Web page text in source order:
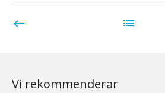
Vi rekommenderar